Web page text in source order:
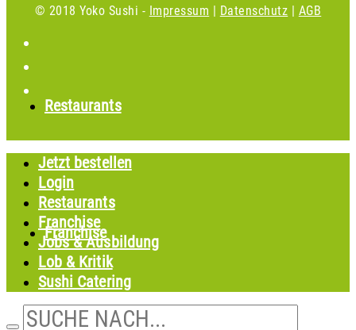
Restaurants
Franchise
© 2018Yoko Sushi - Impressum | Datenschutz | AGB
Jetzt bestellen
Login
Restaurants
Franchise
Jobs & Ausbildung
Lob & Kritik
Sushi Catering